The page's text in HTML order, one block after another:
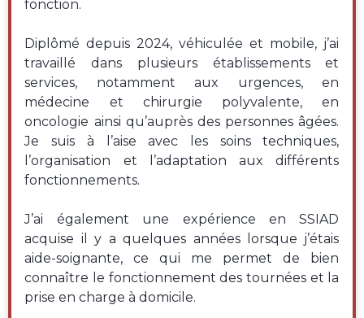
fonction.
Diplômé depuis 2024, véhiculée et mobile, j’ai
travaillé dans plusieurs établissements et
services, notamment aux urgences, en
médecine et chirurgie polyvalente, en
oncologie ainsi qu’auprès des personnes âgées.
Je suis à l’aise avec les soins techniques,
l’organisation et l’adaptation aux différents
fonctionnements.
J’ai également une expérience en SSIAD
acquise il y a quelques années lorsque j’étais
aide-soignante, ce qui me permet de bien
connaître le fonctionnement des tournées et la
prise en charge à domicile.